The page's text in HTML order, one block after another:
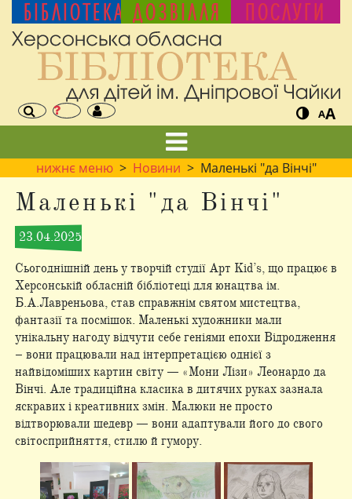
БІБЛІОТЕКА ДОЗВІЛЛЯ ПОСЛУГИ
AA
нижнє меню> Новини > Маленькі "да Вінчі"
Маленькі "да Вінчі"
23.04.2025
Сьогоднішній день у творчій студії Арт Kid’s, що працює в
Херсонській обласній бібліотеці для юнацтва ім.
Б.А.Лавреньова, став справжнім святом мистецтва,
фантазії та посмішок. Маленькі художники мали
унікальну нагоду відчути себе геніями епохи Відродження
– вони працювали над інтерпретацією однієї з
найвідоміших картин світу — «Мони Лізи» Леонардо да
Вінчі. Але традиційна класика в дитячих руках зазнала
яскравих і креативних змін. Малюки не просто
відтворювали шедевр — вони адаптували його до свого
світосприйняття, стилю й гумору.